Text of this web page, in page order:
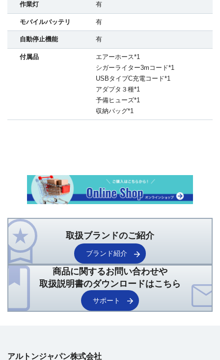
作業灯 有
モバイルバッテリ 有
自動停止機能 有
付属品
エアーホース*1
シガーライター3mコード*1
USBタイプC充電コード*1
アダプタ３種*1
予備ヒューズ*1
収納バッグ*1
取扱ブランドのご紹介
ブランド紹介
商品に関するお問い合わせや
取扱説明書のダウンロードはこちら
サポート
アルトンジャパン株式会社